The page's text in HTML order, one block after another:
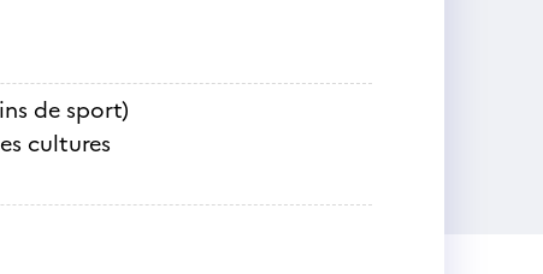
de sport)
cultures